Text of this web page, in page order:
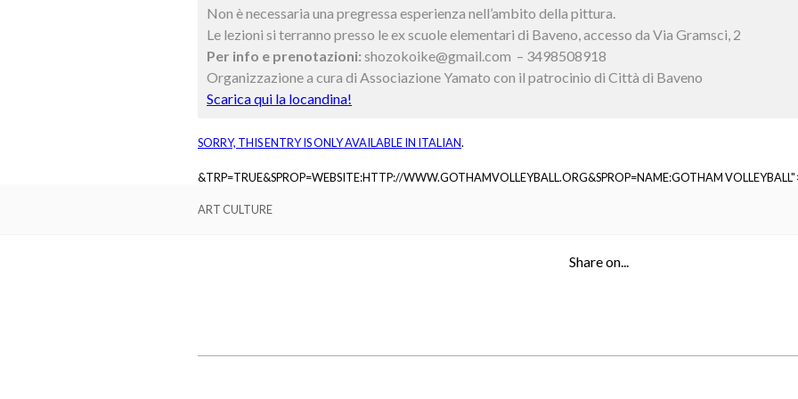
Non è necessaria una pregressa esperienza nell’ambito della pittura.
Le lezioni si terranno presso le ex scuole elementari di Baveno, accesso da Via Gramsci, 2
Per info e prenotazioni: shozokoike@gmail.com – 3498508918
Organizzazione a cura di Associazione Yamato con il patrocinio di Città di Baveno
Scarica qui la locandina!
SORRY, THIS ENTRY IS ONLY AVAILABLE IN ITALIAN.
&TRP=TRUE&SPROP=WEBSITE:HTTP://WWW.GOTHAMVOLLEYBALL.ORG&SPROP=NAME:GOTHAM
ART CULTURE
Share on...